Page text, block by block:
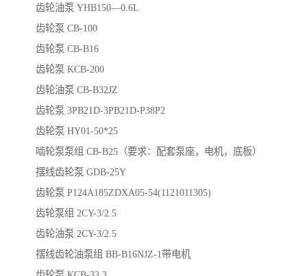
齿轮油泵 YHB150—0.6L
齿轮泵 CB-100
齿轮泵 CB-B16
齿轮泵 KCB-200
齿轮油泵 CB-B32JZ
齿轮泵 3PB21D-3PB21D-P38P2
齿轮泵 HY01-50*25
啮轮泵泵组 CB-B25（要求：配套泵座，电机，底板）
摆线齿轮泵 GDB-25Y
齿轮泵 P124A185ZDXA05-54(1121011305)
齿轮泵组 2CY-3/2.5
齿轮油泵 2CY-3/2.5
摆线齿轮油泵组 BB-B16NJZ-1带电机